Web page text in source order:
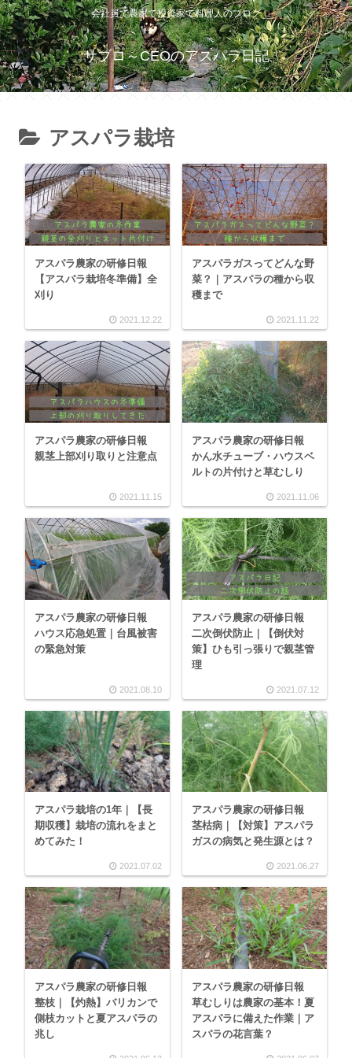
会社員で農家で投資家で料理人のブログ
サブロ～CEOのアスパラ日記
アスパラ栽培
アスパラ農家の研修日報
【アスパラ栽培冬準備】全
刈り
2021.12.22
アスパラガスってどんな野
菜？｜アスパラの種から収
穫まで
2021.11.22
アスパラ農家の研修日報
親茎上部刈り取りと注意点
2021.11.15
アスパラ農家の研修日報
かん水チューブ・ハウスベ
ルトの片付けと草むしり
2021.11.06
アスパラ農家の研修日報
ハウス応急処置｜台風被害
の緊急対策
2021.08.10
アスパラ農家の研修日報
二次倒伏防止｜【倒伏対
策】ひも引っ張りで親茎管
理
2021.07.12
アスパラ栽培の1年｜【長
期収穫】栽培の流れをまと
めてみた！
2021.07.02
アスパラ農家の研修日報
茎枯病｜【対策】アスパラ
ガスの病気と発生源とは？
2021.06.27
アスパラ農家の研修日報
整枝｜【灼熱】バリカンで
側枝カットと夏アスパラの
兆し
アスパラ農家の研修日報
草むしりは農家の基本！夏
アスパラに備えた作業｜ア
スパラの花言葉？